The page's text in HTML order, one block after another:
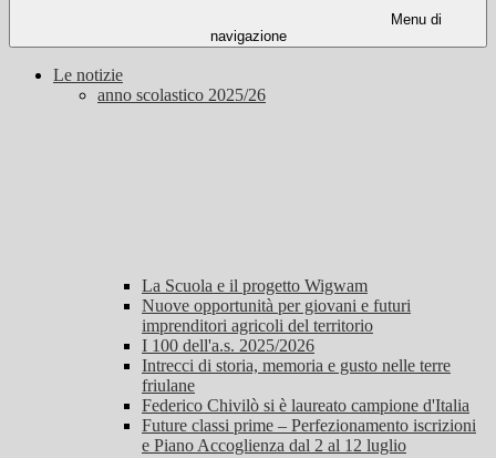
Menu di
navigazione
Le notizie
anno scolastico 2025/26
La Scuola e il progetto Wigwam
Nuove opportunità per giovani e futuri
imprenditori agricoli del territorio
I 100 dell'a.s. 2025/2026
Intrecci di storia, memoria e gusto nelle terre
friulane
Federico Chivilò si è laureato campione d'Italia
Future classi prime – Perfezionamento iscrizioni
e Piano Accoglienza dal 2 al 12 luglio